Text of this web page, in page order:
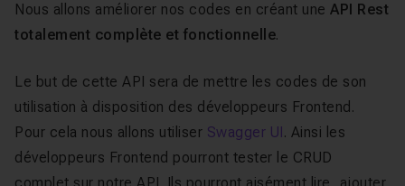
Nous allons améliorer nos codes en créant une API Rest
totalement complète et fonctionnelle.
Le but de cette API sera de mettre les codes de son
utilisation à disposition des développeurs Frontend.
Pour cela nous allons utiliser Swagger UI. Ainsi les
développeurs Frontend pourront tester le CRUD